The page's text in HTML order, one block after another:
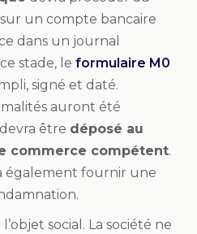
un compte bancaire
dans un journal
stade, le formulaire M0
signé et daté.
auront été
être déposé au
commerce compétent.
également fournir une
social. La société ne